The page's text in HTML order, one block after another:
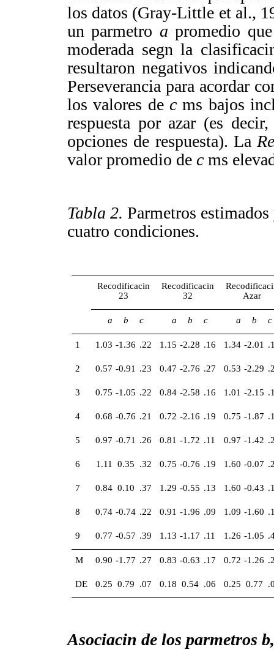
los datos (Gray-Little et al.,
un parmetro a promedio
moderada segn la
resultaron negativos
Perseverancia para acordar
los valores de c ms bajos
respuesta por azar (es
opciones de respuesta). La
valor promedio de c ms
Tabla 2. Parmetros
cuatro condiciones.
Recodificacin
23
Recodificacin
32
Azar
a b c a b c a b c
1 1.03 -1.36 .22 1.15 -2.28 .16 1.34 -2.01
2 0.57 -0.91 .23 0.47 -2.76 .27 0.53 -2.29
3 0.75 -1.05 .22 0.84 -2.58 .16 1.01 -2.15
4 0.68 -0.76 .21 0.72 -2.16 .19 0.75 -1.87
5 0.97 -0.71 .26 0.81 -1.72 .11 0.97 -1.42
6 1.11 0.35 .32 0.75 -0.76 .19 1.60 -0.07
7 0.84 0.10 .37 1.29 -0.55 .13 1.60 -0.43
8 0.74 -0.74 .22 0.91 -1.96 .09 1.09 -1.60
9 0.77 -0.57 .39 1.13 -1.17 .11 1.26 -1.05
M 0.90 -1.77 .27 0.83 -0.63 .17 0.72 -1.26
DE 0.25 0.79 .07 0.18 0.54 .06 0.25 0.77
Asociacin de los parmetros